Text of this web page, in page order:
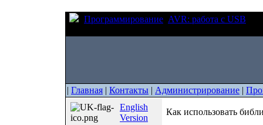
Программирование AVR: работа с USB
| Главная | Контакты | Администрирование |
English
Version
Как использовать